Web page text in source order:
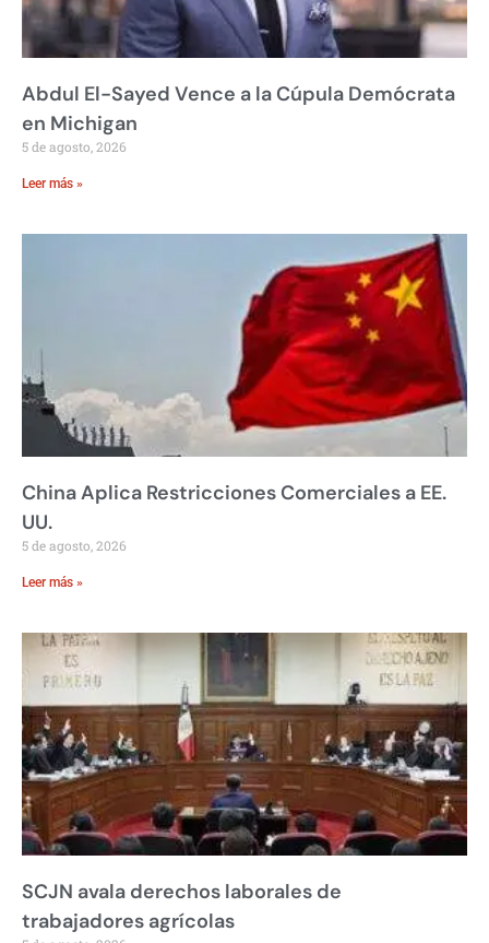
Abdul El-Sayed Vence a la Cúpula Demócrata
en Michigan
5 de agosto, 2026
Leer más »
China Aplica Restricciones Comerciales a EE.
UU.
5 de agosto, 2026
Leer más »
SCJN avala derechos laborales de
trabajadores agrícolas